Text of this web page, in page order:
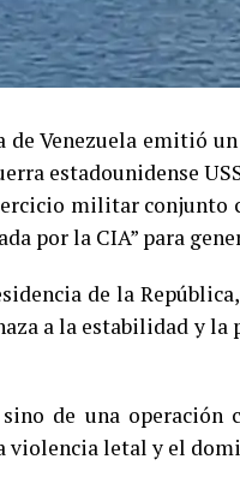
de Venezuela emitió
estadounidense
militar conjunto
por la CIA” para
de la
a la estabilidad y
de una
violencia letal y el